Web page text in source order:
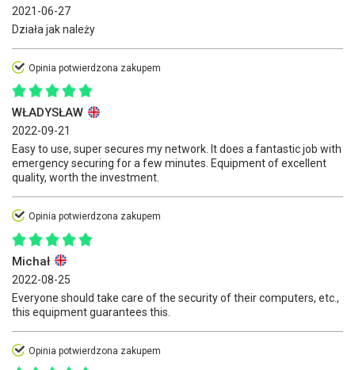
2021-06-27
Działa jak należy
Opinia potwierdzona zakupem
WŁADYSŁAW
2022-09-21
Easy to use, super secures my network. It does a fantastic job with
emergency securing for a few minutes. Equipment of excellent
quality, worth the investment.
Opinia potwierdzona zakupem
Michał
2022-08-25
Everyone should take care of the security of their computers, etc.,
this equipment guarantees this.
Opinia potwierdzona zakupem